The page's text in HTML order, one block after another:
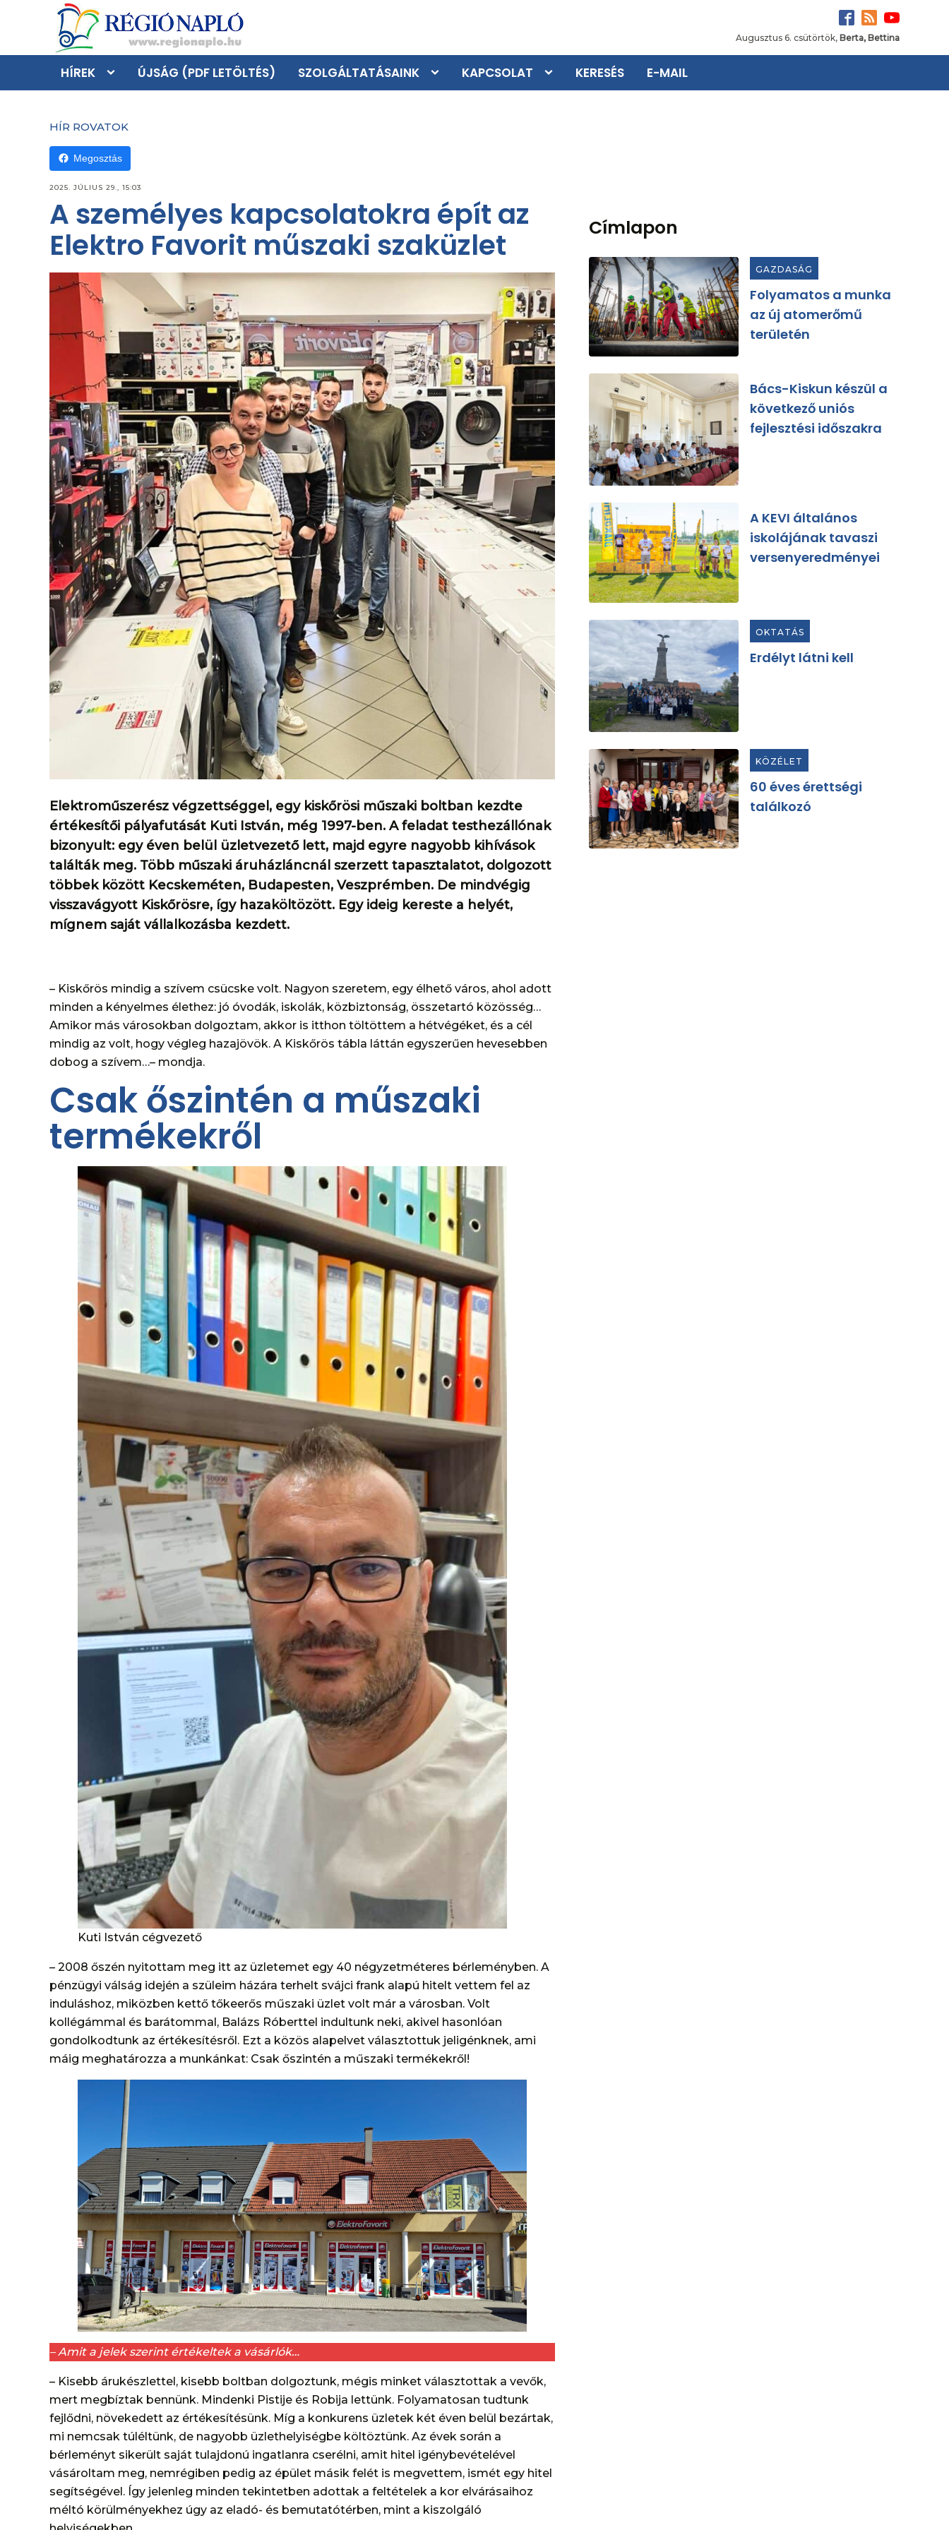
Augusztus 6. csütörtök, Berta, Bettina
HÍREK ÚJSÁG (PDF LETÖLTÉS) SZOLGÁLTATÁSAINK KAPCSOLAT KERESÉS E-MAIL
HÍR ROVATOK
Megosztás
2025. JÚLIUS 29., 15:03
A személyes kapcsolatokra épít az
Elektro Favorit műszaki szaküzlet
Elektroműszerész végzettséggel, egy kiskőrösi műszaki boltban kezdte
értékesítői pályafutását Kuti István, még 1997-ben. A feladat testhezállónak
bizonyult: egy éven belül üzletvezető lett, majd egyre nagyobb kihívások
találták meg. Több műszaki áruházláncnál szerzett tapasztalatot, dolgozott
többek között Kecskeméten, Budapesten, Veszprémben. De mindvégig
visszavágyott Kiskőrösre, így hazaköltözött. Egy ideig kereste a helyét,
mígnem saját vállalkozásba kezdett.
– Kiskőrös mindig a szívem csücske volt. Nagyon szeretem, egy élhető város, ahol adott
minden a kényelmes élethez: jó óvodák, iskolák, közbiztonság, összetartó közösség…
Amikor más városokban dolgoztam, akkor is itthon töltöttem a hétvégéket, és a cél
mindig az volt, hogy végleg hazajövök. A Kiskőrös tábla láttán egyszerűen hevesebben
dobog a szívem…– mondja.
Csak őszintén a műszaki
termékekről
Kuti István cégvezető
– 2008 őszén nyitottam meg itt az üzletemet egy 40 négyzetméteres bérleményben. A
pénzügyi válság idején a szüleim házára terhelt svájci frank alapú hitelt vettem fel az
induláshoz, miközben kettő tőkeerős műszaki üzlet volt már a városban. Volt
kollégámmal és barátommal, Balázs Róberttel indultunk neki, akivel hasonlóan
gondolkodtunk az értékesítésről. Ezt a közös alapelvet választottuk jeligénknek, ami
máig meghatározza a munkánkat: Csak őszintén a műszaki termékekről!
– Amit a jelek szerint értékeltek a vásárlók…
– Kisebb árukészlettel, kisebb boltban dolgoztunk, mégis minket választottak a vevők,
mert megbíztak bennünk. Mindenki Pistije és Robija lettünk. Folyamatosan tudtunk
fejlődni, növekedett az értékesítésünk. Míg a konkurens üzletek két éven belül bezártak,
mi nemcsak túléltünk, de nagyobb üzlethelyiségbe költöztünk. Az évek során a
bérleményt sikerült saját tulajdonú ingatlanra cserélni, amit hitel igénybevételével
vásároltam meg, nemrégiben pedig az épület másik felét is megvettem, ismét egy hitel
segítségével. Így jelenleg minden tekintetben adottak a feltételek a kor elvárásaihoz
méltó körülményekhez úgy az eladó- és bemutatótérben, mint a kiszolgáló
Címlapon
GAZDASÁG
Folyamatos a munka
az új atomerőmű
területén
Bács-Kiskun készül a
következő uniós
fejlesztési időszakra
A KEVI általános
iskolájának tavaszi
versenyeredményei
OKTATÁS
Erdélyt látni kell
KÖZÉLET
60 éves érettségi
találkozó